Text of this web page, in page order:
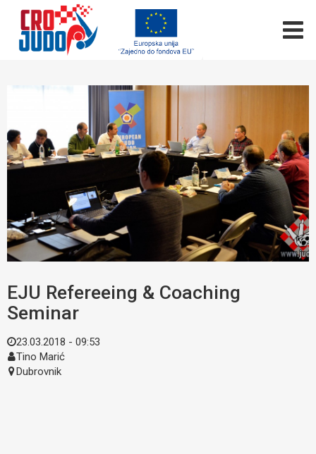
EJU Refereeing & Coaching
Seminar
23.03.2018 - 09:53
Tino Marić
Dubrovnik